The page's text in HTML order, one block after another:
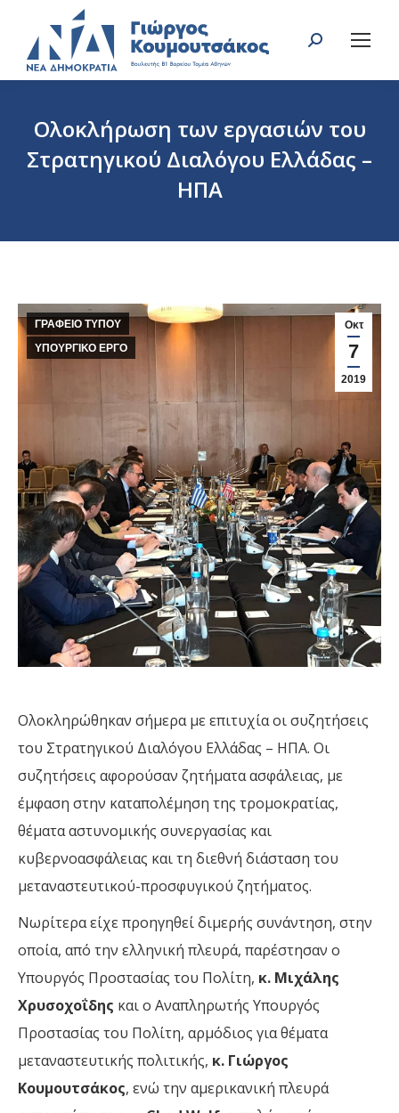
Search:
Ολοκλήρωση των εργασιών του
Στρατηγικού Διαλόγου Ελλάδας –
ΗΠΑ
Οκτ
7
2019
ΓΡΑΦΕΙΟ ΤΥΠΟΥ
ΥΠΟΥΡΓΙΚΟ ΕΡΓΟ
Ολοκληρώθηκαν σήμερα με επιτυχία οι συζητήσεις
του Στρατηγικού Διαλόγου Ελλάδας – ΗΠΑ. Οι
συζητήσεις αφορούσαν ζητήματα ασφάλειας, με
έμφαση στην καταπολέμηση της τρομοκρατίας,
θέματα αστυνομικής συνεργασίας και
κυβερνοασφάλειας και τη διεθνή διάσταση του
μεταναστευτικού-προσφυγικού ζητήματος.
Νωρίτερα είχε προηγηθεί διμερής συνάντηση, στην
οποία, από την ελληνική πλευρά, παρέστησαν ο
Υπουργός Προστασίας του Πολίτη, κ. Μιχάλης
Χρυσοχοΐδης και ο Αναπληρωτής Υπουργός
Προστασίας του Πολίτη, αρμόδιος για θέματα
μεταναστευτικής πολιτικής, κ. Γιώργος
Κουμουτσάκος, ενώ την αμερικανική πλευρά